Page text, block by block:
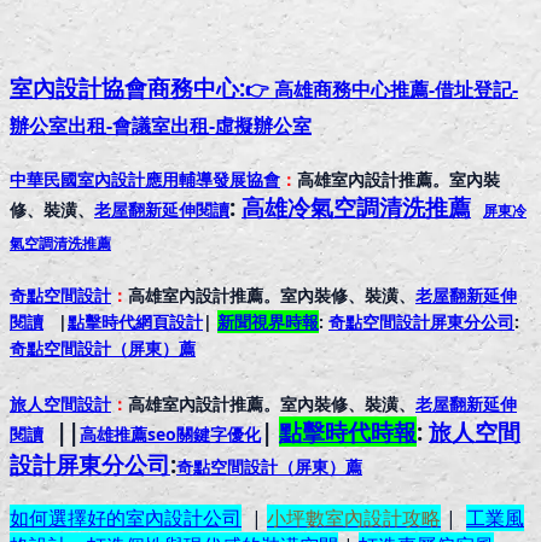
室內設計協會商務中心:👉 高雄商務中心推薦-借址登記-
辦公室出租-會議室出租-虛擬辦公室
中華民國室內設計應用輔導發展協會 ： 高雄室內設計推薦。室內裝
修、裝潢、 老屋翻新延伸閱讀: 高雄冷氣空調清洗推薦 屏東冷
氣空調清洗推薦
奇點空間設計： 高雄室內設計推薦。室內裝修、裝潢、 老屋翻新延伸
閱讀 |點擊時代網頁設計| 新聞視界時報:奇點空間設計屏東分公司:
奇點空間設計（屏東）薦
旅人空間設計：高雄室內設計推薦。室內裝修、裝潢、 老屋翻新延伸
閱讀
||高雄推薦seo關鍵字優化|點擊時代時報: 旅人空間
設計屏東分公司:奇點空間設計（屏東）薦
如何選擇好的室內設計公司| 小坪數室內設計攻略 | 工業風